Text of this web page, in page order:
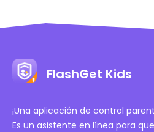
FlashGet Kids
¡Una aplicación de control
Es un asistente en línea para